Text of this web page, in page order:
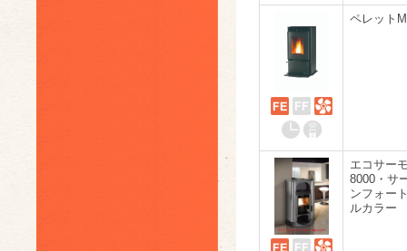
ペレット
エコサー
8000・サ
ンフォー
ルカラー